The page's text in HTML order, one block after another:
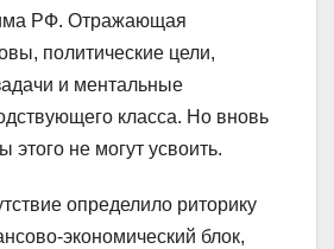
РФ. Отражающая
политические цели,
и ментальные
класса. Но вновь
этого не могут усвоить.
определило риторику
экономический блок,